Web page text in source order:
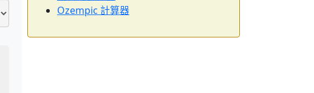
Ozempic 計算器